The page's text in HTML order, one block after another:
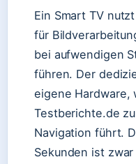
Ein Smart TV
für
bei aufwendigen
führen. Der
eigene Hardware,
Testberichte.de
Navigation führt.
Sekunden ist